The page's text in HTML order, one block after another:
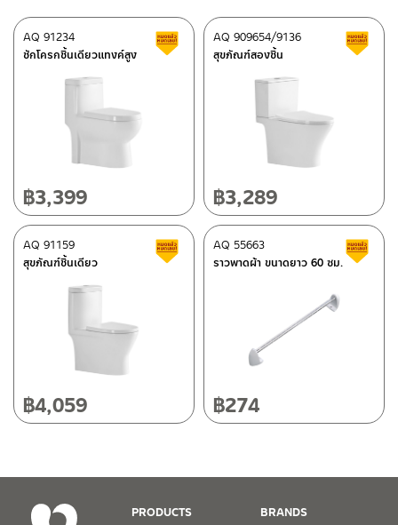
ศูนย์บริการและอะไหล่ กรุงเทพฯ
662/61-62 ถนน พระราม3 แขวงบางโพงพาง เขตยานนาวา กรุงเทพฯ
โทร: 02-358-0080 / 080-075-8668 / 091-545-0556
ศูนย์บริการและอะไหล่ เชียงใหม่
118/33 โครงการอรสิริน ม.8 ต.สันปูเลย อ.ดอยสะเก็ด เชียงใหม่
โทร: 080-075-2626
วันและเวลาทำการ
วันจันทร์ – วันศุกร์ เวลา 8:30-17:30 น.
วันเสาร์ เวลา 8:30-15:00 น.
–Lazada
ติดต่อพนักงานขาย / Contact Sales Staff
@charnpaiboon.sales
ติดต่อ ชาญไพบูลย์ / Contact Us คลิกที่นี่
ชักโครกชิ้นเดียวแทงค์สูง
AQ 91234 สินค้าลดราคา เคลียร์สต็อก
฿3,399
สุขภัณฑ์สองชิ้น
AQ 909654/9136
฿3,289
สุขภัณฑ์ชิ้นเดียว
AQ 91159 สินค้าลดราคา เคลียร์สต็อก
฿4,059
ราวพาดผ้า ขนาดยาว 60 ซม.
AQ 55663
฿274
PRODUCTS BRANDS